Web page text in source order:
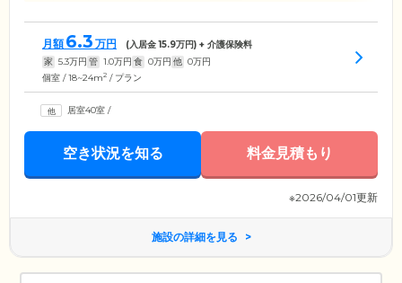
月額 6.3 万円 (入居金15.9万円) + 介護保険料
家 5.3万円 管 1.0万円 食 0万円 他 0万円
個室 / 18~24m2 / プラン
居室40室 /
空き状況を知る 料金見積もり
※2026/04/01更新
施設の詳細を見る